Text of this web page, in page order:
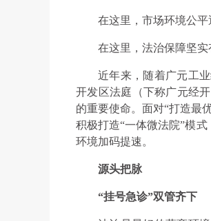
在这里，市场环境公
在这里，法治保障坚
近年来，随着广元工
开发区法庭（下称广元经
的重要使命。面对“打造最
积极打造“一体微法院”模
环境加码提速。
源头把脉
“挂号急诊”双管齐下